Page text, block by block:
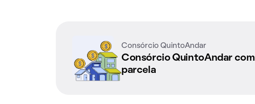
Consórcio QuintoAndar
Consórcio QuintoAndar com
parcela